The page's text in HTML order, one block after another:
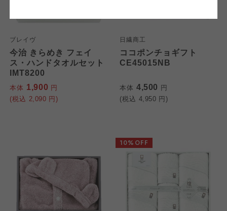
ブレイヴ
今治 きらめき フェイ
ス・ハンドタオルセット
IMT8200
本体 1,900 円
(税込 2,090 円)
日繊商工
ココポンチョギフト
CE45015NB
本体 4,500 円
(税込 4,950 円)
10%OFF
よどがわ市民生協
大阪いずみ市民生協
よどがわ市民生協
大阪いずみ市民生協
わかやま市民生協
よどがわ市民生協
大阪いずみ市民生協